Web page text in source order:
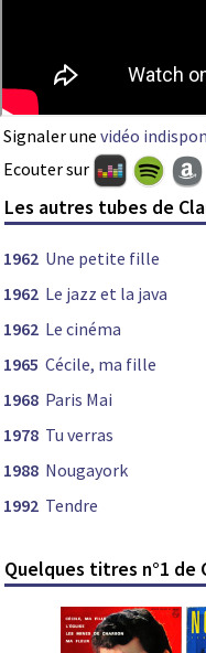
Signaler une vidéo
Ecouter sur
Les autres tubes de
1962 Une petite fille
1962 Le jazz et la java
1962 Le cinéma
1965 Cécile, ma fille
1968 Paris Mai
1978 Tu verras
1988 Nougayork
1992 Tendre
Quelques titres n°1 de